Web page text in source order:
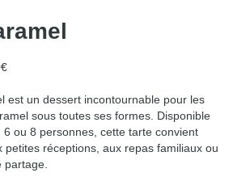
€
est un dessert incontournable pour les
sous toutes ses formes. Disponible
6 ou 8 personnes, cette tarte convient
petites réceptions, aux repas familiaux ou
partage.